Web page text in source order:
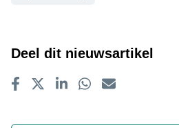
Deel dit nieuwsartikel